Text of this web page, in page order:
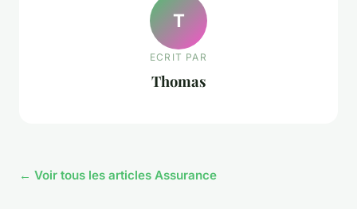
T
ECRIT PAR
Thomas
← Voir tous les articles Assurance